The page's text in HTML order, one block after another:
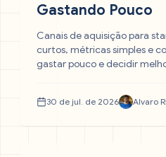
Gastando Pouco
Canais de aquisição para
curtos, métricas simples e
gastar pouco e decidir
30 de jul. de 2026 Alvaro